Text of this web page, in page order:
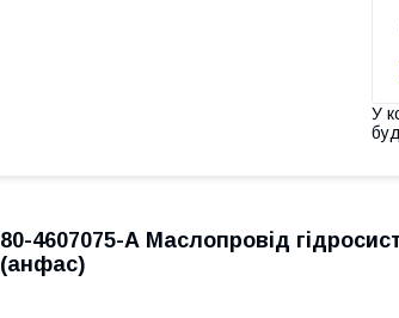
У
80-4607075-А Маслопровід
(анфас)